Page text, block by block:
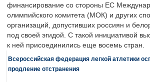
финансирование со стороны ЕС
олимпийского комитета (МОК) и других
организаций, допустивших россиян и
под своей эгидой. С такой инициативой
к ней присоединились еще восемь стран.
Всероссийская федерация легкой атлетики
продление отстранения